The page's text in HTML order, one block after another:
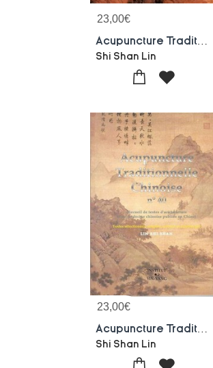
23,00€
Shi Shan Lin
23,00€
Shi Shan Lin